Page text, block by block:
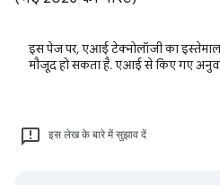
इस पेज पर, एआई टेक्नोलॉजी का
मौजूद हो सकता है. एआई से किए गए
इस लेख के बारे में सुझाव दें